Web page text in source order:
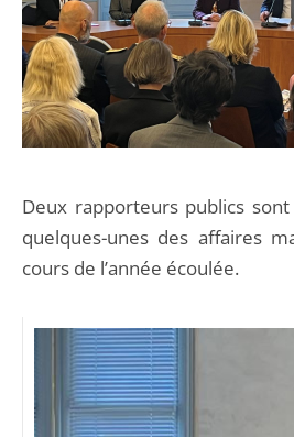
Deux rapporteurs publics
quelques-unes des affaires
cours de l’année écoulée.